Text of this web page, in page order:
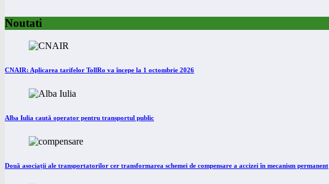
Noutati
CNAIR: Aplicarea tarifelor TollRo va începe la 1 octombrie 2026
Alba Iulia caută operator pentru transportul public
Două asociații ale transportatorilor cer transformarea schemei de compensare a accizei în mecanism permanent